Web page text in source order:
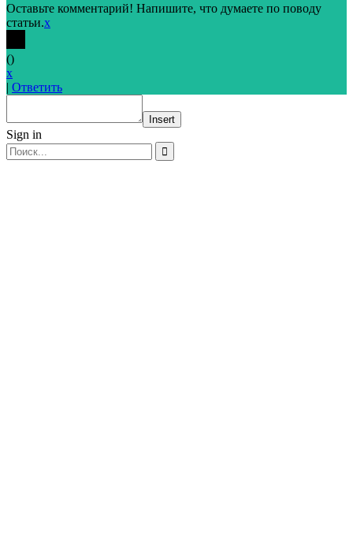
Оставьте комментарий! Напишите, что думаете по поводу
статьи.x
()
x
| Ответить
Insert
Sign in